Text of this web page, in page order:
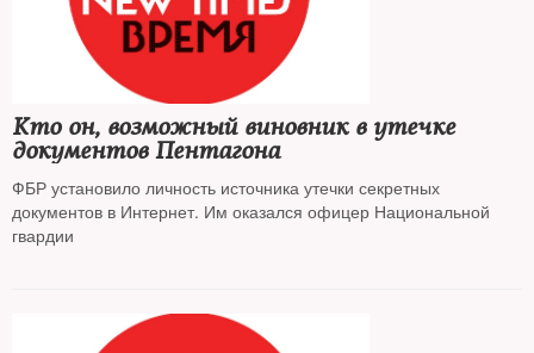
Кто он, возможный виновник в утечке
документов Пентагона
ФБР установило личность источника утечки секретных
документов в Интернет. Им оказался офицер Национальной
гвардии